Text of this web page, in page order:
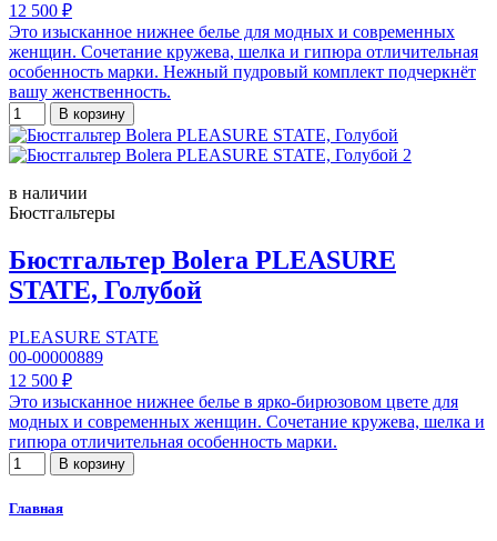
12 500 ₽
Это изысканное нижнее белье для модных и современных
женщин. Сочетание кружева, шелка и гипюра отличительная
особенность марки. Нежный пудровый комплект подчеркнёт
вашу женственность.
В корзину
в наличии
Бюстгальтеры
Бюстгальтер Bolera PLEASURE
STATE, Голубой
PLEASURE STATE
00-00000889
12 500 ₽
Это изысканное нижнее белье в ярко-бирюзовом цвете для
модных и современных женщин. Сочетание кружева, шелка и
гипюра отличительная особенность марки.
В корзину
Главная